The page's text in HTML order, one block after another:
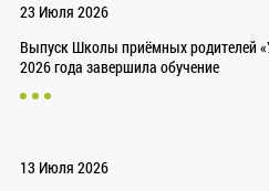
23 Июля 2026
Выпуск Школы приёмных родителей
2026 года завершила обучение
13 Июля 2026